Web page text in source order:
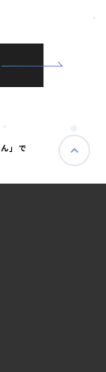
」で